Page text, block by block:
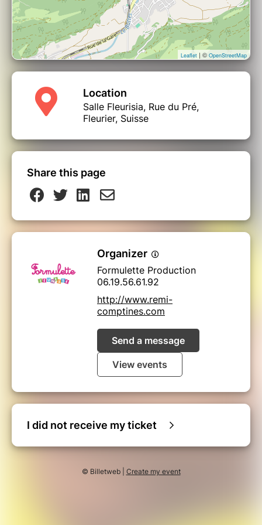
Leaflet | © OpenStreetMap
Location
Salle Fleurisia, Rue du Pré,
Fleurier, Suisse
Share this page
Organizer
Formulette Production
06.19.56.61.92
http://www.remi-
comptines.com
Send a message
View events
I did not receive my ticket
© Billetweb | Create my event